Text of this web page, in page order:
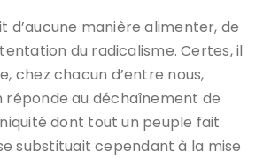
d’aucune manière alimenter, de
du radicalisme. Certes, il
chez chacun d’entre nous,
réponde au déchaînement de
dont tout un peuple fait
substituait cependant à la mise